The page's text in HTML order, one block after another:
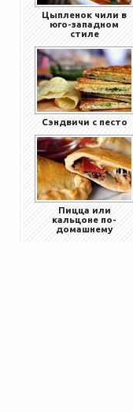
Цыпленок чили в
юго-западном
стиле
Сэндвичи с песто
Пицца или
кальцоне по-
домашнему